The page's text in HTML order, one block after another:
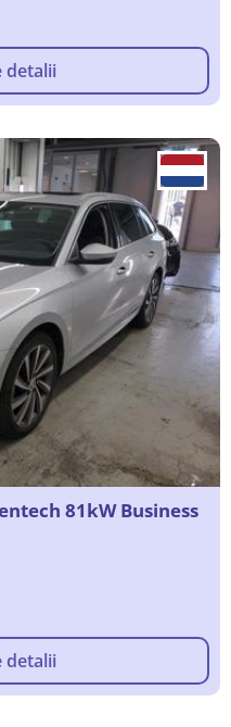
detalii
81kW Business
detalii